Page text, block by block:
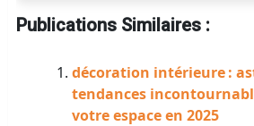
Publications Similaires :
décoration intérieure :
tendances
votre espace en 2025